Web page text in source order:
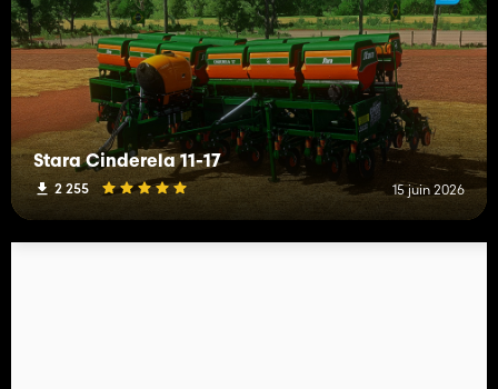
Stara Cinderela 11-17
2 255 15 juin 2026